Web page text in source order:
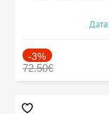
-3%
72.50€